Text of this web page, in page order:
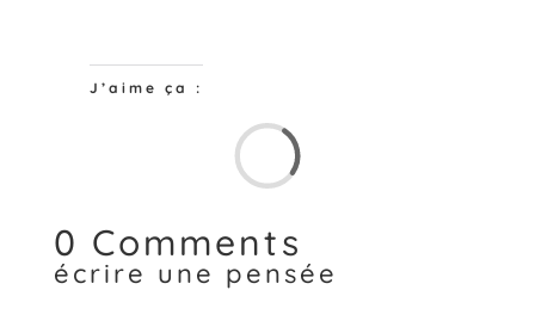
J’aime ça :
0 Comments
écrire une pensée